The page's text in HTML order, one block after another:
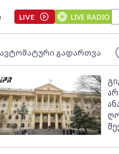
LIVE LIVE RADIO
ავტომატური გადართვა